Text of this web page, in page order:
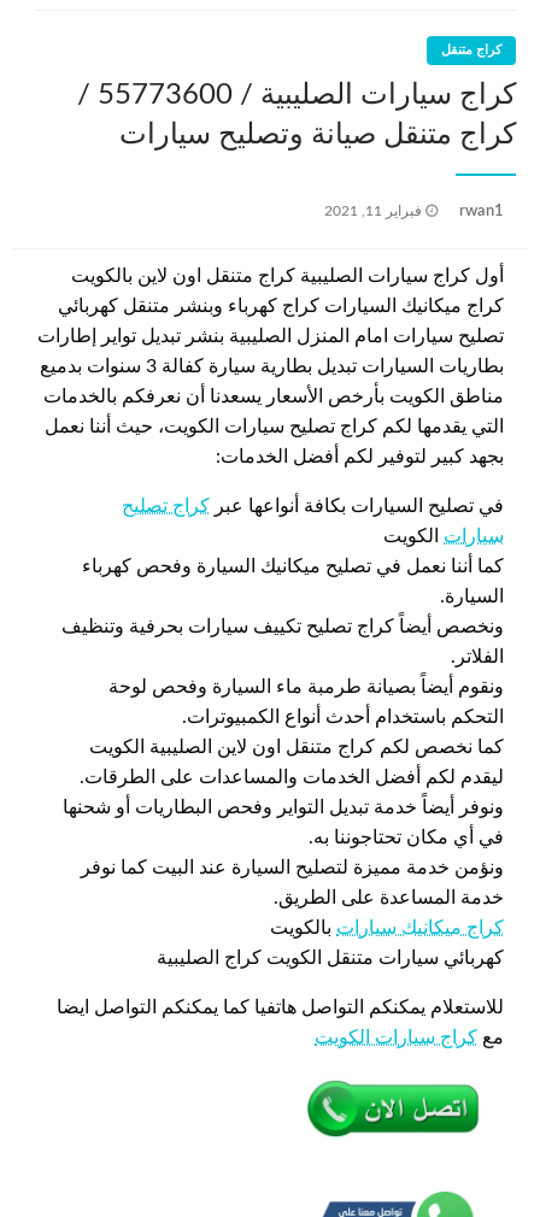
كراج متنقل
كراج سيارات الصليبية / 55773600‬ /
كراج متنقل صيانة وتصليح سيارات
rwan1
نُشر
فبراير 11, 2021
أول كراج سيارات الصليبية كراج متنقل اون لاين بالكويت
كراج ميكانيك السيارات كراج كهرباء وبنشر متنقل كهربائي
تصليح سيارات امام المنزل الصليبية بنشر تبديل تواير إطارات
بطاريات السيارات تبديل بطارية سيارة كفالة 3 سنوات بدميع
مناطق الكويت بأرخص الأسعار يسعدنا أن نعرفكم بالخدمات
التي يقدمها لكم كراج تصليح سيارات الكويت، حيث أننا نعمل
بجهد كبير لتوفير لكم أفضل الخدمات:
في تصليح السيارات بكافة أنواعها عبر كراج تصليح
سيارات الكويت
كما أننا نعمل في تصليح ميكانيك السيارة وفحص كهرباء
السيارة.
ونخصص أيضاً كراج تصليح تكييف سيارات بحرفية وتنظيف
الفلاتر.
ونقوم أيضاً بصيانة طرمبة ماء السيارة وفحص لوحة
التحكم باستخدام أحدث أنواع الكمبيوترات.
كما نخصص لكم كراج متنقل اون لاين الصليبية الكويت
ليقدم لكم أفضل الخدمات والمساعدات على الطرقات.
ونوفر أيضاً خدمة تبديل التواير وفحص البطاريات أو شحنها
في أي مكان تحتاجوننا به.
ونؤمن خدمة مميزة لتصليح السيارة عند البيت كما نوفر
خدمة المساعدة على الطريق.
كراج ميكانيك سيارات بالكويت
كهربائي سيارات متنقل الكويت كراج الصليبية
للاستعلام يمكنكم التواصل هاتفيا كما يمكنكم التواصل ايضا
مع كراج سيارات الكويت